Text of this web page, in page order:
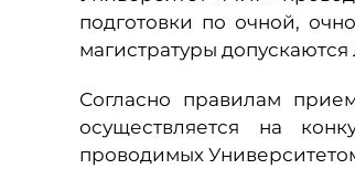
подготовки по очной,
магистратуры
Согласно правилам
осуществляется на
проводимых